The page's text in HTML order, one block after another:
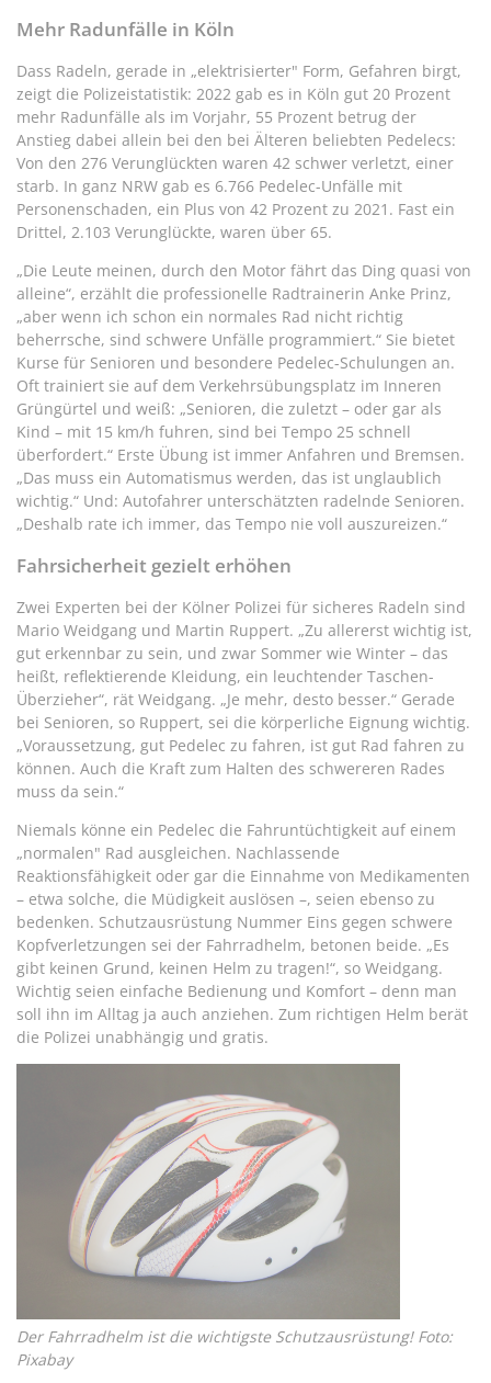
Mehr Radunfälle in Köln
Dass Radeln, gerade in „elektrisierter" Form, Gefahren birgt,
zeigt die Polizeistatistik: 2022 gab es in Köln gut 20 Prozent
mehr Radunfälle als im Vorjahr, 55 Prozent betrug der
Anstieg dabei allein bei den bei Älteren beliebten Pedelecs:
Von den 276 Verunglückten waren 42 schwer verletzt, einer
starb. In ganz NRW gab es 6.766 Pedelec-Unfälle mit
Personenschaden, ein Plus von 42 Prozent zu 2021. Fast ein
Drittel, 2.103 Verunglückte, waren über 65.
„Die Leute meinen, durch den Motor fährt das Ding quasi von
alleine“, erzählt die professionelle Radtrainerin Anke Prinz,
„aber wenn ich schon ein normales Rad nicht richtig
beherrsche, sind schwere Unfälle programmiert.“ Sie bietet
Kurse für Senioren und besondere Pedelec-Schulungen an.
Oft trainiert sie auf dem Verkehrsübungsplatz im Inneren
Grüngürtel und weiß: „Senioren, die zuletzt – oder gar als
Kind – mit 15 km/h fuhren, sind bei Tempo 25 schnell
überfordert.“ Erste Übung ist immer Anfahren und Bremsen.
„Das muss ein Automatismus werden, das ist unglaublich
wichtig.“ Und: Autofahrer unterschätzten radelnde Senioren.
„Deshalb rate ich immer, das Tempo nie voll auszureizen.“
Fahrsicherheit gezielt erhöhen
Zwei Experten bei der Kölner Polizei für sicheres Radeln sind
Mario Weidgang und Martin Ruppert. „Zu allererst wichtig ist,
gut erkennbar zu sein, und zwar Sommer wie Winter – das
heißt, reflektierende Kleidung, ein leuchtender Taschen-
Überzieher“, rät Weidgang. „Je mehr, desto besser.“ Gerade
bei Senioren, so Ruppert, sei die körperliche Eignung wichtig.
„Voraussetzung, gut Pedelec zu fahren, ist gut Rad fahren zu
können. Auch die Kraft zum Halten des schwereren Rades
muss da sein.“
Niemals könne ein Pedelec die Fahruntüchtigkeit auf einem
„normalen" Rad ausgleichen. Nachlassende
Reaktionsfähigkeit oder gar die Einnahme von Medikamenten
– etwa solche, die Müdigkeit auslösen –, seien ebenso zu
bedenken. Schutzausrüstung Nummer Eins gegen schwere
Kopfverletzungen sei der Fahrradhelm, betonen beide. „Es
gibt keinen Grund, keinen Helm zu tragen!“, so Weidgang.
Wichtig seien einfache Bedienung und Komfort – denn man
soll ihn im Alltag ja auch anziehen. Zum richtigen Helm berät
die Polizei unabhängig und gratis.
Der Fahrradhelm ist die wichtigste Schutzausrüstung! Foto:
Pixabay